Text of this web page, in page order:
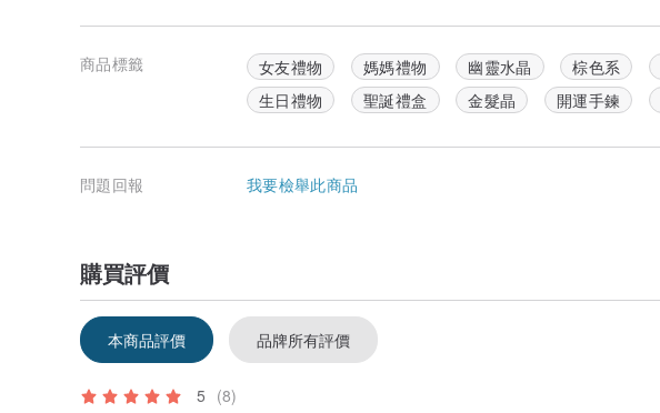
商品標籤 女友禮物 媽媽禮物 幽靈水晶 棕色系
生日禮物
聖誕禮盒 金髮晶 開運手鍊
問題回報 我要檢舉此商品
購買評價
本商品評價 品牌所有評價
5 (8)